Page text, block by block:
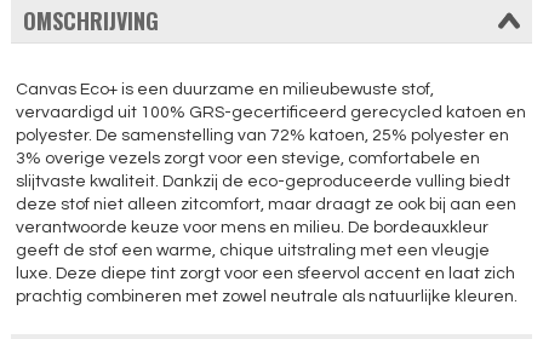
OMSCHRIJVING
Canvas Eco+ is een duurzame en milieubewuste stof,
vervaardigd uit 100% GRS-gecertificeerd gerecycled katoen en
polyester. De samenstelling van 72% katoen, 25% polyester en
3% overige vezels zorgt voor een stevige, comfortabele en
slijtvaste kwaliteit. Dankzij de eco-geproduceerde vulling biedt
deze stof niet alleen zitcomfort, maar draagt ze ook bij aan een
verantwoorde keuze voor mens en milieu. De bordeauxkleur
geeft de stof een warme, chique uitstraling met een vleugje
luxe. Deze diepe tint zorgt voor een sfeervol accent en laat zich
prachtig combineren met zowel neutrale als natuurlijke kleuren.